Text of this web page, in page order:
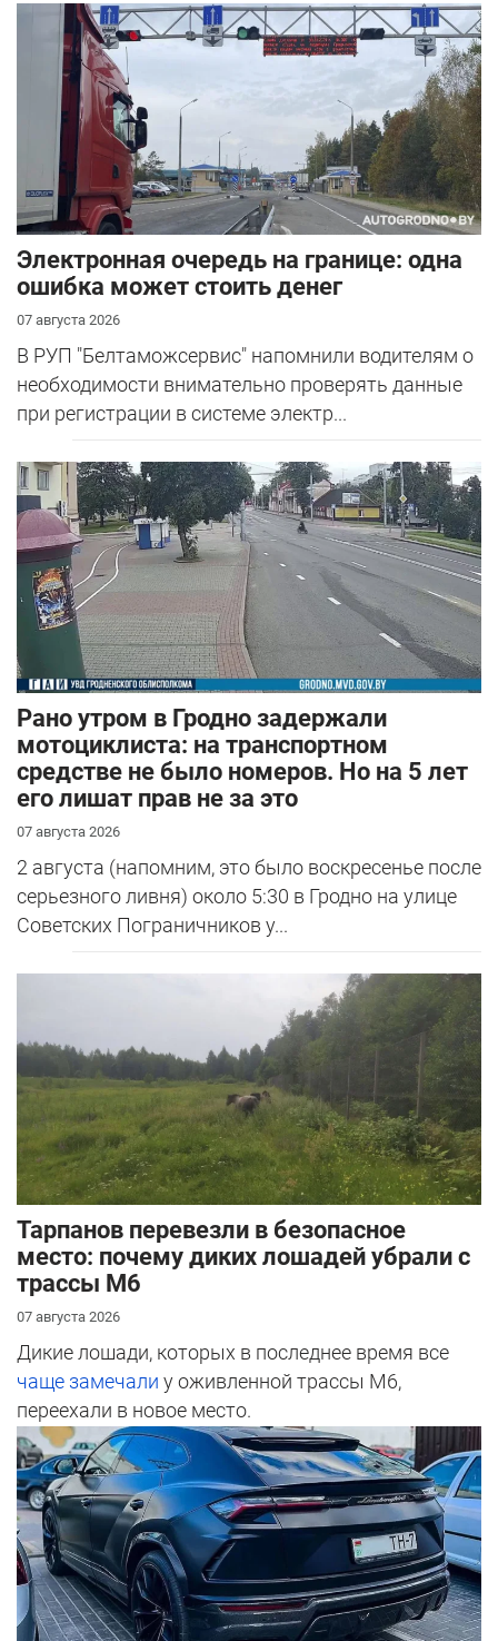
Электронная очередь на границе: одна
ошибка может стоить денег
07 августа 2026
В РУП "Белтаможсервис" напомнили водителям о
необходимости внимательно проверять данные
при регистрации в системе электр...
Рано утром в Гродно задержали
мотоциклиста: на транспортном
средстве не было номеров. Но на 5 лет
его лишат прав не за это
07 августа 2026
2 августа (напомним, это было воскресенье после
серьезного ливня) около 5:30 в Гродно на улице
Советских Пограничников у...
Тарпанов перевезли в безопасное
место: почему диких лошадей убрали с
трассы М6
07 августа 2026
Дикие лошади, которых в последнее время все
чаще замечали у оживленной трассы М6,
переехали в новое место.